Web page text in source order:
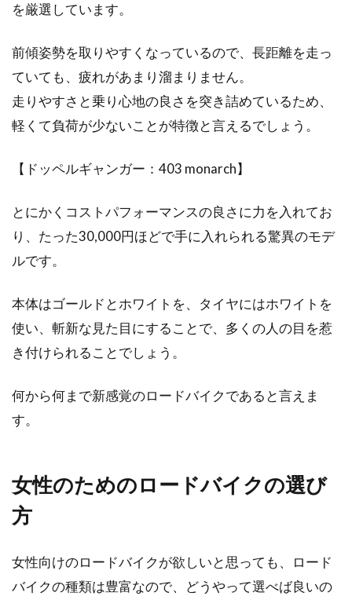
を厳選しています。
前傾姿勢を取りやすくなっているので、長距離を走っ
ていても、疲れがあまり溜まりません。
走りやすさと乗り心地の良さを突き詰めているため、
軽くて負荷が少ないことが特徴と言えるでしょう。
【ドッペルギャンガー：403 monarch】
とにかくコストパフォーマンスの良さに力を入れてお
り、たった30,000円ほどで手に入れられる驚異のモデ
ルです。
本体はゴールドとホワイトを、タイヤにはホワイトを
使い、斬新な見た目にすることで、多くの人の目を惹
き付けられることでしょう。
何から何まで新感覚のロードバイクであると言えま
す。
女性のためのロードバイクの選び
方
女性向けのロードバイクが欲しいと思っても、ロード
バイクの種類は豊富なので、どうやって選べば良いの